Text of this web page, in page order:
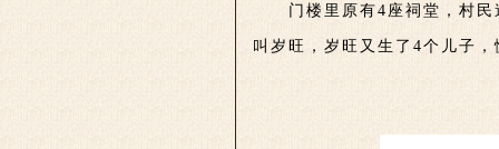
门楼里原有4座祠堂，村
叫岁旺，岁旺又生了4个儿子